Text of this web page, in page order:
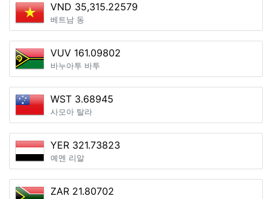
VND 35,315.22579
베트남 동
VUV 161.09802
바누아투 바투
WST 3.68945
사모아 탈라
YER 321.73823
예멘 리알
ZAR 21.80702